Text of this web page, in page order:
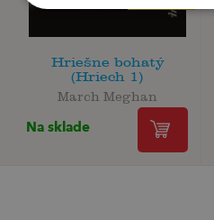
Hriešne bohatý
(Hriech 1)
March Meghan
Na sklade